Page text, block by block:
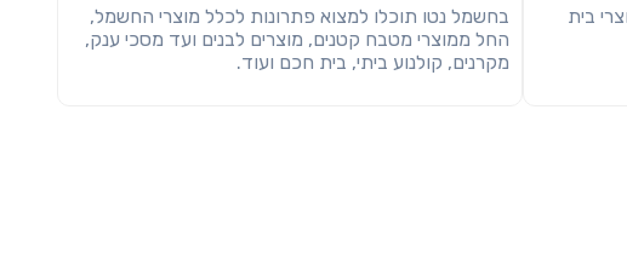
בית
בחשמל נטו תוכלו למצוא פתרונות לכלל מוצרי החשמל,
החל ממוצרי מטבח קטנים, מוצרים לבנים ועד מסכי ענק,
מקרנים, קולנוע ביתי, בית חכם ועוד.